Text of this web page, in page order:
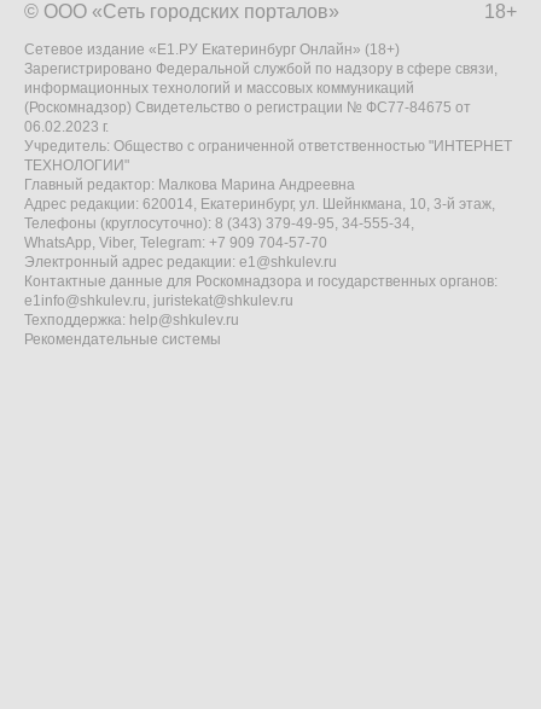
18+
© ООО «Сеть городских порталов»
Сетевое издание «Е1.РУ Екатеринбург Онлайн» (18+)
Зарегистрировано Федеральной службой по надзору в сфере связи,
информационных технологий и массовых коммуникаций
(Роскомнадзор) Свидетельство о регистрации № ФС77-84675 от
06.02.2023 г.
Учредитель: Общество с ограниченной ответственностью "ИНТЕРНЕТ
ТЕХНОЛОГИИ"
Главный редактор: Малкова Марина Андреевна
Адрес редакции: 620014, Екатеринбург, ул. Шейнкмана, 10, 3-й этаж,
Телефоны (круглосуточно): 8 (343) 379-49-95, 34-555-34,
WhatsApp, Viber, Telegram: +7 909 704-57-70
Электронный адрес редакции: e1@shkulev.ru
Контактные данные для Роскомнадзора и государственных органов:
e1info@shkulev.ru, juristekat@shkulev.ru
Техподдержка: help@shkulev.ru
Рекомендательные системы